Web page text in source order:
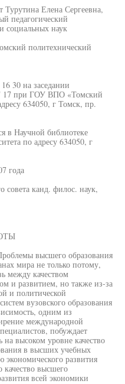
Турутина Елена Сергеевна,
педагогический
социальных наук
политехнический
30 на заседании
17 при ГОУ ВПО «Томский
634050, г Томск, пр.
в Научной библиотеке
по адресу 634050, г
года
совета канд. филос. наук,
высшего образования
мира не только потому,
между качеством
и развитием, но также из-за
и политической
вузовского образования
одним из
международной
побуждает
на высоком уровне качество
в высших учебных
развития
высшего
всей экономики